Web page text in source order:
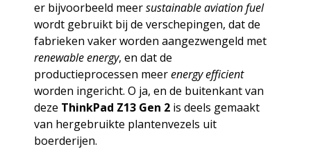
er bijvoorbeeld meersustainable aviation fuel
wordt gebruikt bij de verschepingen, dat de
fabrieken vaker worden aangezwengeld met
renewable energy, en dat de
productieprocessen meerenergy efficient
worden ingericht. O ja, en de buitenkant van
deze ThinkPad Z13 Gen 2 is deels gemaakt
van hergebruikte plantenvezels uit
boerderijen.